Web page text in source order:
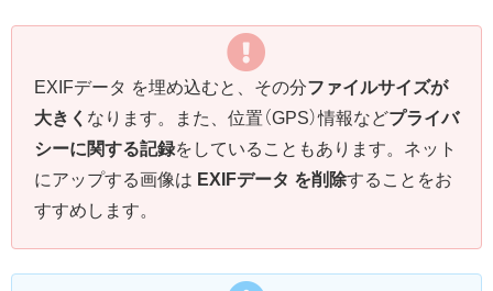
EXIFデータ を埋め込むと、その分ファイルサイズが
大きく なります。また、位置（GPS）情報などプライバ
シーに関する記録をしていることもあります。ネット
にアップする画像は EXIFデータ を削除することをお
すすめします。